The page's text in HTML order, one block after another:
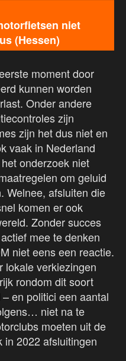
niet
(Hessen)
moment door
kunnen worden
Onder andere
zijn
zijn het dus niet en
vaak in Nederland
onderzoek niet
om geluid
Welnee, afsluiten die
komen er ook
Zonder succes
mee te denken
niet eens een reactie.
lokale verkiezingen
rondom dit soort
en politici een aantal
niet na te
moeten uit de
in 2022 afsluitingen